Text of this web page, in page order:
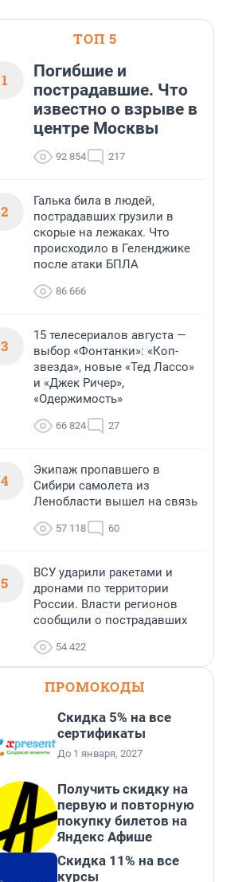
ТОП 5
1
Погибшие и
пострадавшие. Что
известно о взрыве в
центре Москвы
92 854 217
2
Галька била в людей,
пострадавших грузили в
скорые на лежаках. Что
происходило в Геленджике
после атаки БПЛА
86 666
3
15 телесериалов августа —
выбор «Фонтанки»: «Коп-
звезда», новые «Тед Лассо»
и «Джек Ричер»,
«Одержимость»
66 824 27
4
Экипаж пропавшего в
Сибири самолета из
Ленобласти вышел на связь
57 118 60
5
ВСУ ударили ракетами и
дронами по территории
России. Власти регионов
сообщили о пострадавших
54 422
ПРОМОКОДЫ
Скидка 5% на все
сертификаты
До 1 января, 2027
Получить скидку на
первую и повторную
покупку билетов на
Яндекс Афише
Скидка 11% на все
курсы